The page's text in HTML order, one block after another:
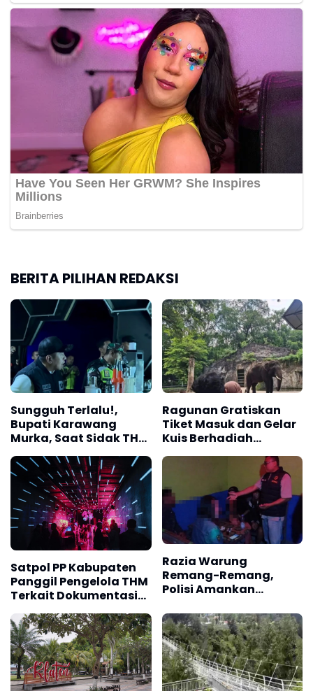
BERITA PILIHAN REDAKSI
Sungguh Terlalu!,
Bupati Karawang
Murka, Saat Sidak THM
Ditemukan Dugaan
Pemalsuan Dokumen
Perizinan
Ragunan Gratiskan
Tiket Masuk dan Gelar
Kuis Berhadiah
Sambut HUT DKI
Jakarta
Satpol PP Kabupaten
Panggil Pengelola THM
Terkait Dokumentasi
Razia Warung
Remang-Remang,
Polisi Amankan